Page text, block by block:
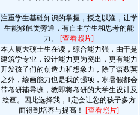
注重学生基础知识的掌握，授之以渔，让学
生能够触类旁通，有自主学生和思考的能
力。 [查看照片]
本人厦大硕士生在读，综合能力强，由于是
建筑学专业，设计能力更为突出，更有能力
开发孩子们的创造力和想象力，除了语数英
之外，绘画能力也是我的强项，寒暑假都会
带考研辅导班，教即将考研的大学生设计及
绘画。因此选择我，1定会让您的孩子多方
面得到培养与提高！ [查看照片]